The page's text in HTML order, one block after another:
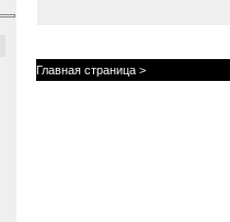
Главная страница >